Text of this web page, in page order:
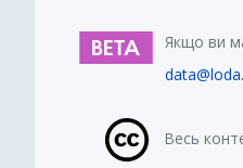
Якщо ви
Весь